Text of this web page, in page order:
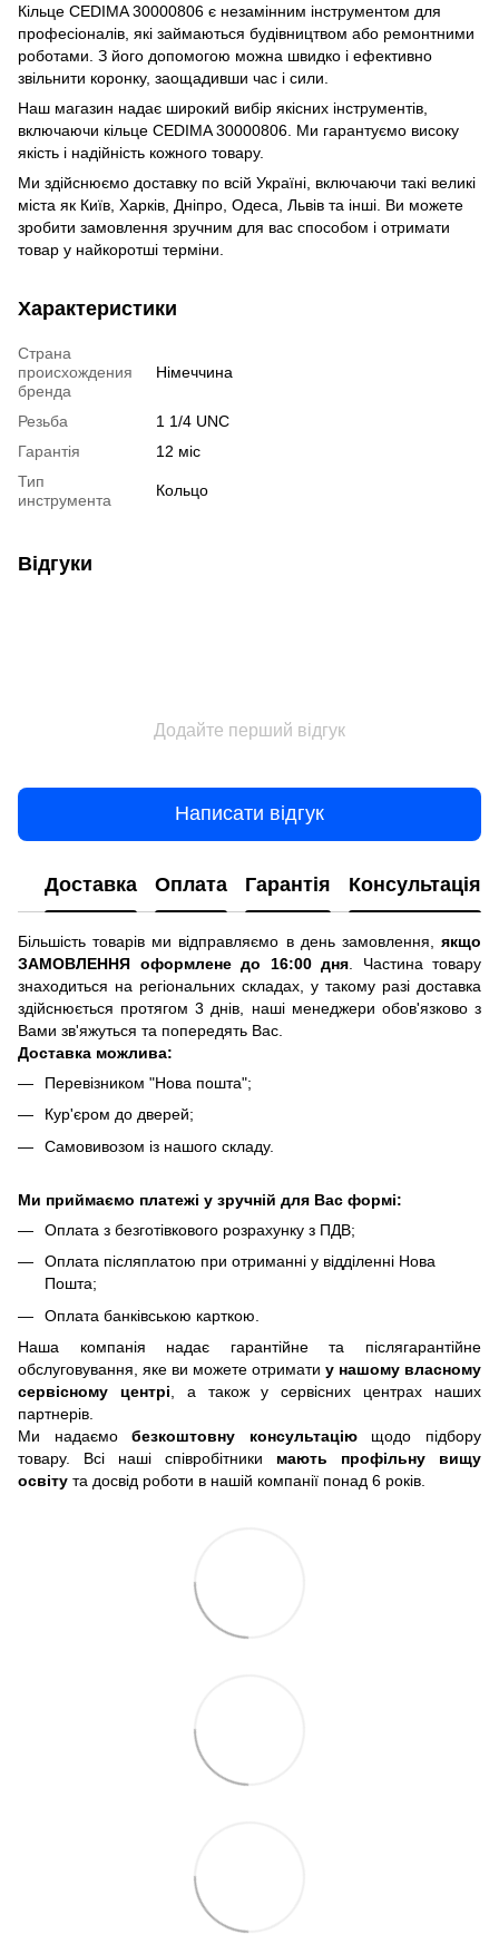
Кільце CEDIMA 30000806 є незамінним інструментом для
професіоналів, які займаються будівництвом або ремонтними
роботами. З його допомогою можна швидко і ефективно
звільнити коронку, заощадивши час і сили.
Наш магазин надає широкий вибір якісних інструментів,
включаючи кільце CEDIMA 30000806. Ми гарантуємо високу
якість і надійність кожного товару.
Ми здійснюємо доставку по всій Україні, включаючи такі великі
міста як Київ, Харків, Дніпро, Одеса, Львів та інші. Ви можете
зробити замовлення зручним для вас способом і отримати
товар у найкоротші терміни.
Характеристики
Страна
происхождения
бренда
Німеччина
Резьба
1 1/4 UNC
Гарантія
12 міс
Тип
инструмента
Кольцо
Відгуки
Додайте перший відгук
Написати відгук
Доставка Оплата Гарантія Консультація
Більшість товарів ми відправляємо в день замовлення, якщо
ЗАМОВЛЕННЯ оформлене до 16:00 дня . Частина товару
знаходиться на регіональних складах, у такому разі доставка
здійснюється протягом 3 днів, наші менеджери обов'язково з
Вами зв'яжуться та попередять Вас.
Доставка можлива:
Перевізником "Нова пошта";
Кур'єром до дверей;
Самовивозом із нашого складу.
Ми приймаємо платежі у зручній для Вас формі:
Оплата з безготівкового розрахунку з ПДВ;
Оплата післяплатою при отриманні у відділенні Нова
Пошта;
Оплата банківською карткою.
Наша компанія надає гарантійне та післягарантійне
обслуговування, яке ви можете отримати у нашому власному
сервісному центрі, а також у сервісних центрах наших
партнерів.
Ми надаємобезкоштовну консультаціющодо підбору
товару. Всі наші співробітники мають профільну вищу
освіту та досвід роботи в нашій компанії понад 6 років.